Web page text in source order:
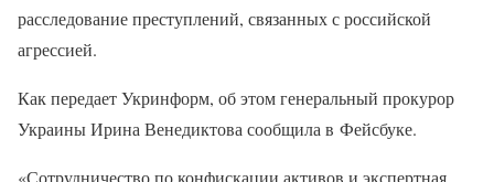
расследование преступлений, связанных с российской
агрессией.
Как передает Укринформ, об этом генеральный прокурор
Украины Ирина Венедиктова сообщила в Фейсбуке.
«Сотрудничество по конфискации активов и экспертная